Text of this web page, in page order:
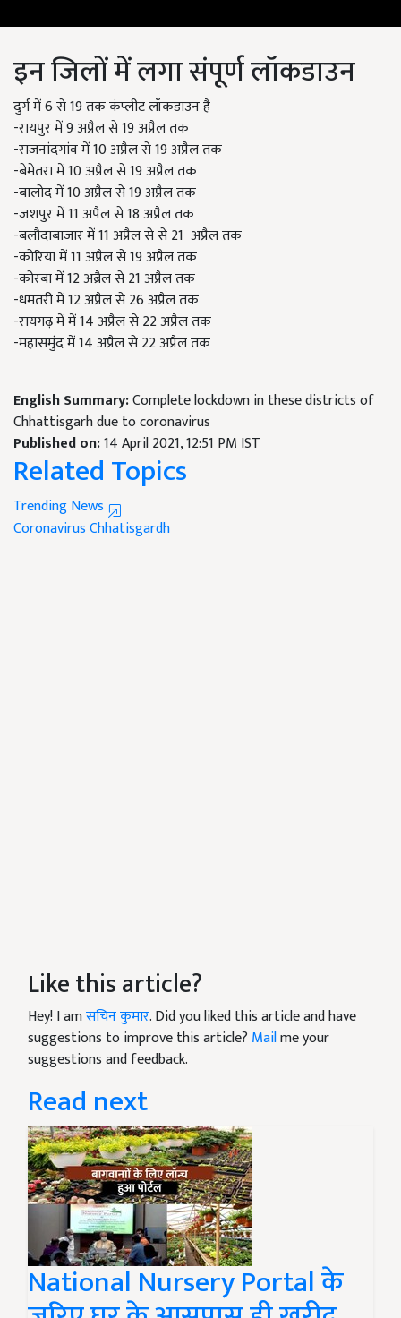
इन जिलों में लगा संपूर्ण लॉकडाउन
दुर्ग में 6 से 19 तक कंप्लीट लॉकडाउन है
-रायपुर में 9 अप्रैल से 19 अप्रैल तक
-राजनांदगांव में 10 अप्रैल से 19 अप्रैल तक
-बेमेतरा में 10 अप्रैल से 19 अप्रैल तक
-बालोद में 10 अप्रैल से 19 अप्रैल तक
-जशपुर में 11 अपैल से 18 अप्रैल तक
-बलौदाबाजार में 11 अप्रैल से से 21 अप्रैल तक
-कोरिया में 11 अप्रैल से 19 अप्रैल तक
-कोरबा में 12 अब्रैल से 21 अप्रैल तक
-धमतरी में 12 अप्रैल से 26 अप्रैल तक
-रायगढ़ में में 14 अप्रैल से 22 अप्रैल तक
-महासमुंद में 14 अप्रैल से 22 अप्रैल तक
English Summary:Complete lockdown in these districts of
Chhattisgarh due to coronavirus
Published on:14 April 2021, 12:51 PM IST
Related Topics
Trending News
CoronavirusChhatisgardh
Like this article?
Hey! I amसचिन कुमार. Did you liked this article and have
suggestions to improve this article? Mailme your
suggestions and feedback.
Read next
National Nursery Portal के